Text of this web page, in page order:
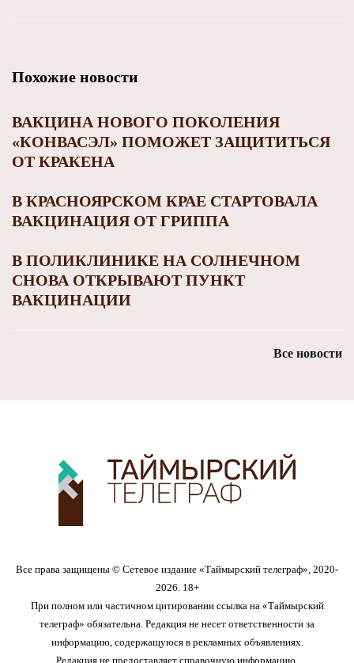
Похожие новости
ВАКЦИНА НОВОГО ПОКОЛЕНИЯ
«КОНВАСЭЛ» ПОМОЖЕТ ЗАЩИТИТЬСЯ
ОТ КРАКЕНА
В КРАСНОЯРСКОМ КРАЕ СТАРТОВАЛА
ВАКЦИНАЦИЯ ОТ ГРИППА
В ПОЛИКЛИНИКЕ НА СОЛНЕЧНОМ
СНОВА ОТКРЫВАЮТ ПУНКТ
ВАКЦИНАЦИИ
Все новости
Все права защищены © Сетевое издание «Таймырский телеграф», 2020-
2026. 18+
При полном или частичном цитировании ссылка на «Таймырский
телеграф» обязательна. Редакция не несет ответственности за
информацию, содержащуюся в рекламных объявлениях.
Редакция не предоставляет справочную информацию.